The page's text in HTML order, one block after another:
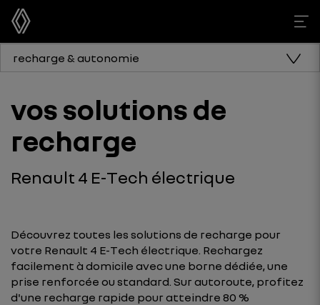
recharge & autonomie
vos solutions de
recharge
Renault 4 E-Tech électrique
Découvrez toutes les solutions de recharge pour
votre Renault 4 E-Tech électrique. Rechargez
facilement à domicile avec une borne dédiée, une
prise renforcée ou standard. Sur autoroute, profitez
d'une recharge rapide pour atteindre 80 %